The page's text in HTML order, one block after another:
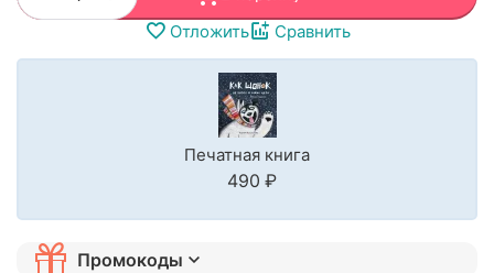
Отложить
Сравнить
Печатная книга
‍490‍ ₽
Промокоды